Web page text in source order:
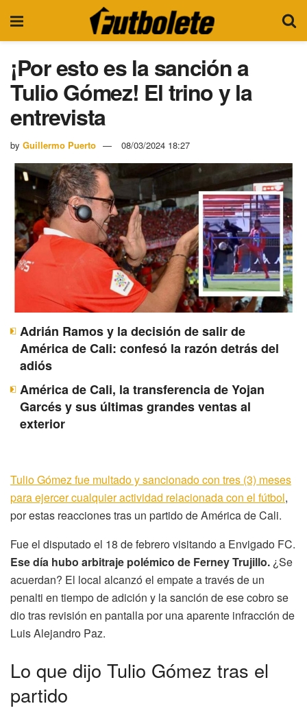
¡Por esto es la sanción a
Tulio Gómez! El trino y la
entrevista
by Guillermo Puerto 08/03/2024 18:27
Adrián Ramos y la decisión de salir de
América de Cali: confesó la razón detrás del
adiós
América de Cali, la transferencia de Yojan
Garcés y sus últimas grandes ventas al
exterior
Tulio Gómez fue multado y sancionado con tres (3) meses
para ejercer cualquier actividad relacionada con el fútbol,
por estas reacciones tras un partido de América de Cali.
Fue el disputado el 18 de febrero visitando a Envigado FC.
Ese día hubo arbitraje polémico de Ferney Trujillo. ¿Se
acuerdan? El local alcanzó el empate a través de un
penalti en tiempo de adición y la sanción de ese cobro se
dio tras revisión en pantalla por una aparente infracción de
Luis Alejandro Paz.
Lo que dijo Tulio Gómez tras el
partido